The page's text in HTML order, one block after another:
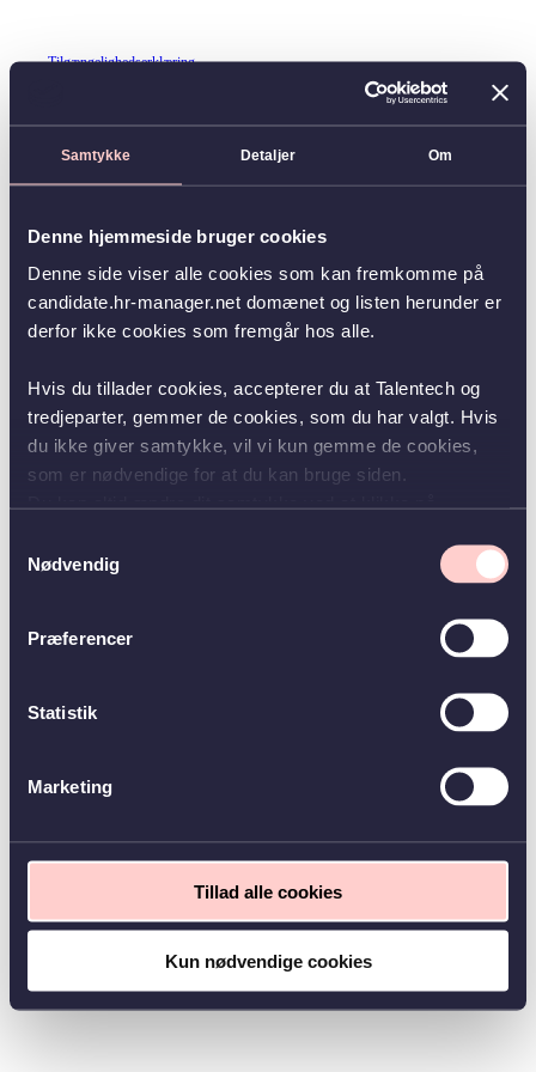
Samtykke Detaljer Om
Denne hjemmeside bruger cookies
Denne side viser alle cookies som kan fremkomme på
candidate.hr-manager.net domænet og listen herunder er
derfor ikke cookies som fremgår hos alle.
Hvis du tillader cookies, accepterer du at Talentech og
tredjeparter, gemmer de cookies, som du har valgt. Hvis
du ikke giver samtykke, vil vi kun gemme de cookies,
som er nødvendige for at du kan bruge siden.
Nødvendig
Præferencer
Statistik
Marketing
Tillad alle cookies
Kun nødvendige cookies
Tilgængelighedserklæring